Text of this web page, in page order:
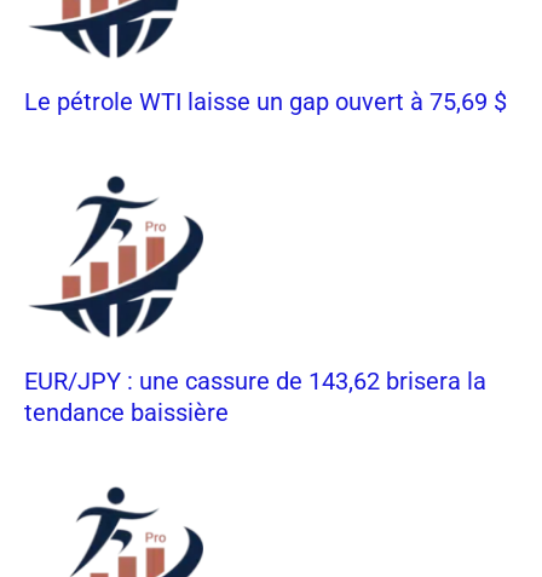
Le pétrole WTI laisse un gap ouvert à 75,69 $
EUR/JPY : une cassure de 143,62 brisera la
tendance baissière